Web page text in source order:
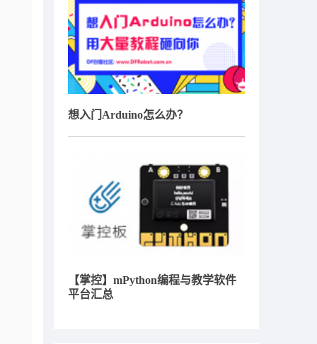
想入门Arduino怎么办？
【掌控】mPython编程与教学软件
平台汇总